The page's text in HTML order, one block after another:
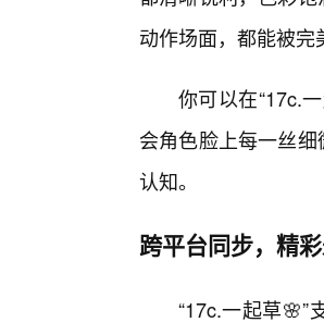
动作场面，都能被
你可以在“17c.
会角色脸上每一丝
认知。
跨平台同步，精
“17c.一起草